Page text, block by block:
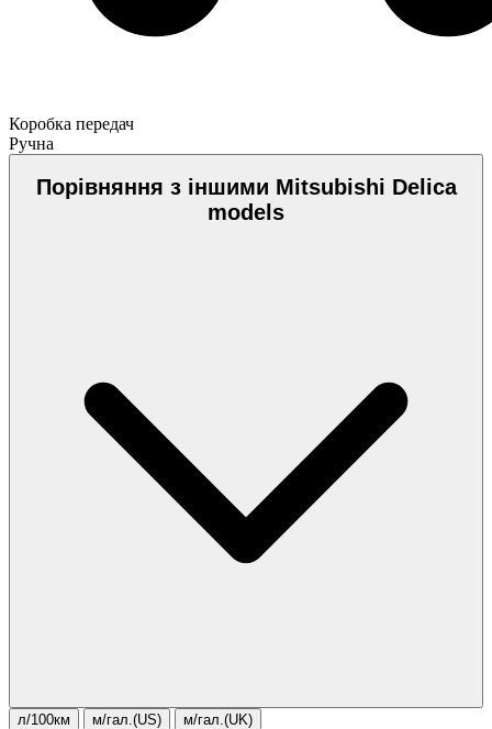
Коробка передач
Ручна
Порівняння з іншими Mitsubishi Delica
models
л/100км м/гал.(US) м/гал.(UK)